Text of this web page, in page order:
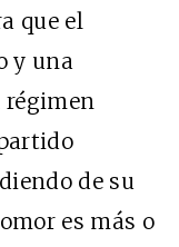
que el
y una
régimen
de su
es más o